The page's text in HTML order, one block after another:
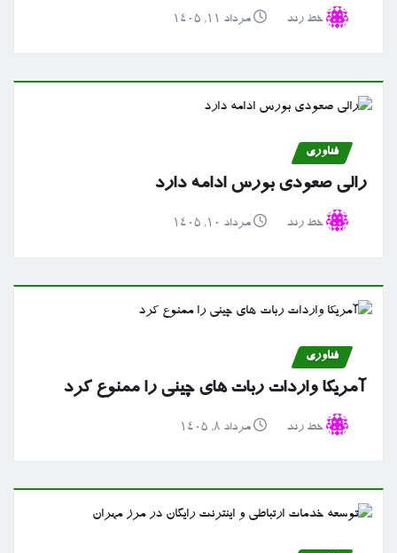
خط رند مرداد ۱۱, ۱۴۰۵
فناوری
رالی صعودی بورس ادامه دارد
خط رند مرداد ۱۰, ۱۴۰۵
فناوری
آمریکا واردات ربات های چینی را ممنوع کرد
خط رند مرداد ۸, ۱۴۰۵